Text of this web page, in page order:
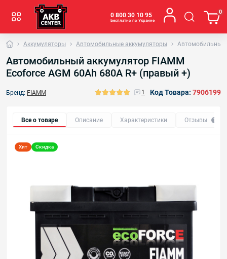
0 800 30 10 95
Бесплатно по Украине
0
Аккумуляторы Автомобильные аккумуляторы Автомобильный
Автомобильный аккумулятор FIAMM
Ecoforce AGM 60Аh 680А R+ (правый +)
Бренд: FIAMM 1 Код Товара: 7906199
Все о товаре Описание Характеристики Отзывы 1
Хит Скидка